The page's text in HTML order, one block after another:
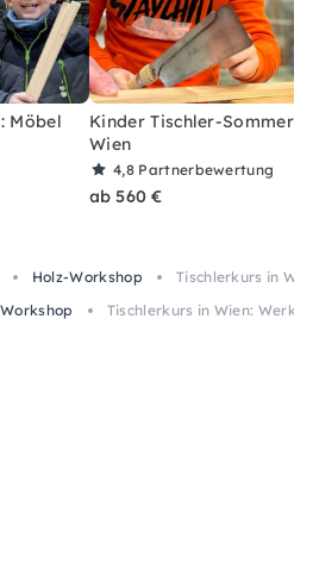
Möbel
Kinder Tischler-
Wien
4,8 Partnerbewertung
ab 560 €
Holz-Workshop
Tischlerkurs in
Tischlerkurs in Wien: